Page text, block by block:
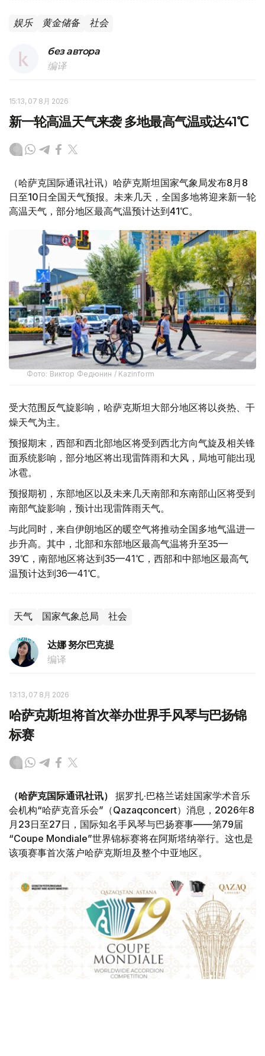
娱乐 黄金储备 社会
без автора
编译
15:13, 07 8月 2026
新一轮高温天气来袭 多地最高气温或达41℃
（哈萨克国际通讯社讯）哈萨克斯坦国家气象局发布8月8
日至10日全国天气预报。未来几天，全国多地将迎来新一轮
高温天气，部分地区最高气温预计达到41℃。
Фото: Виктор Федюнин / Kazinform
受大范围反气旋影响，哈萨克斯坦大部分地区将以炎热、干
燥天气为主。
预报期末，西部和西北部地区将受到西北方向气旋及相关锋
面系统影响，部分地区将出现雷阵雨和大风，局地可能出现
冰雹。
预报期初，东部地区以及未来几天南部和东南部山区将受到
南部气旋影响，预计出现雷阵雨天气。
与此同时，来自伊朗地区的暖空气将推动全国多地气温进一
步升高。其中，北部和东部地区最高气温将升至35—
39℃，南部地区将达到35—41℃，西部和中部地区最高气
温预计达到36—41℃。
天气 国家气象总局 社会
达娜 努尔巴克提
编译
13:13, 07 8月 2026
哈萨克斯坦将首次举办世界手风琴与巴扬锦
标赛
（哈萨克国际通讯社讯）
据罗扎·巴格兰诺娃国家学术音乐
会机构“哈萨克音乐会”（Qazaqconcert）消息，2026年8
月23日至27日，国际知名手风琴与巴扬赛事——第79届
“Coupe Mondiale”世界锦标赛将在阿斯塔纳举行。这也是
该项赛事首次落户哈萨克斯坦及整个中亚地区。